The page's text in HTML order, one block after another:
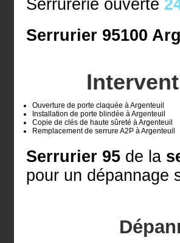
Serrurerie ouverte
Serrurier 95100
Ouverture de porte claquée à Argenteuil
Installation de porte blindée à Argenteuil
Copie de clés de haute sûreté à Argenteuil
Remplacement de serrure A2P à Argenteuil
Serrurier 95de la
pour un dépannage